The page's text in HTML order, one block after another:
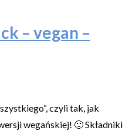
– vegan –
czyli tak, jak
wegańskiej! 🙂 Składniki